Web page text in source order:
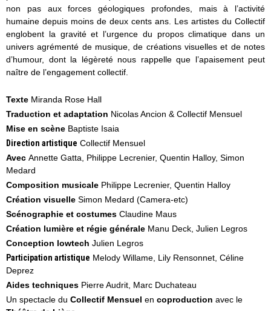
non pas aux forces géologiques profondes, mais à l’activité
humaine depuis moins de deux cents ans. Les artistes du Collectif
englobent la gravité et l’urgence du propos climatique dans un
univers agrémenté de musique, de créations visuelles et de notes
d’humour, dont la légèreté nous rappelle que l’apaisement peut
naître de l’engagement collectif.
Texte Miranda Rose Hall
Traduction et adaptation Nicolas Ancion & Collectif Mensuel
Mise en scène Baptiste Isaia
Direction artistique Collectif Mensuel
Avec Annette Gatta, Philippe Lecrenier, Quentin Halloy, Simon
Medard
Composition musicale Philippe Lecrenier, Quentin Halloy
Création visuelle Simon Medard (Camera-etc)
Scénographie et costumes Claudine Maus
Création lumière et régie générale Manu Deck, Julien Legros
Conception lowtech Julien Legros
Participation artistique Melody Willame, Lily Rensonnet, Céline
Deprez
Aides techniques Pierre Audrit, Marc Duchateau
Un spectacle du Collectif Mensuel en coproduction avec le